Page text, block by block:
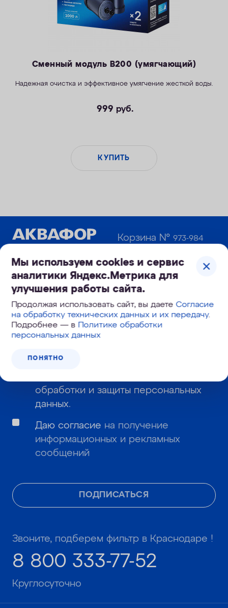
Сменный модуль B200 (умягчающий)
Надежная очистка и эффективное умягчение жесткой воды.
999 руб.
КУПИТЬ
Мы используем cookies и сервис
аналитики Яндекс.Метрика для
улучшения работы сайта.
Продолжая использовать сайт, вы даетеСогласие
на обработку технических данных и их передачу.
Подробнее — в Политике обработки
персональных данных
ПОНЯТНО
Корзина №973-984
Узнайте первым о новинках и новостях:
ПОДПИСАТЬСЯ
персональных данных и подтверждаю,
обработки и защиты персональных
данных.
Даю согласие на получение
информационных и рекламных
сообщений
Звоните, подберем фильтр в Краснодаре !
8 800 333-77-52
Круглосуточно